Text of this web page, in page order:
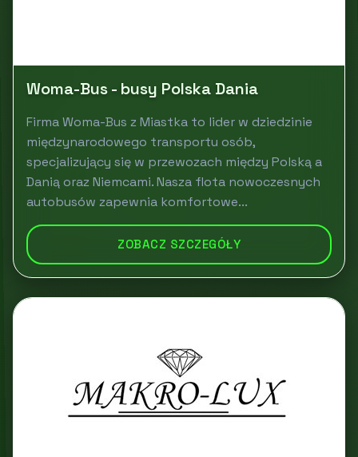
Woma-Bus - busy Polska Dania
Firma Woma-Bus z Miastka to lider w dziedzinie
międzynarodowego transportu osób,
specjalizujący się w przewozach między Polską a
Danią oraz Niemcami. Nasza flota nowoczesnych
autobusów zapewnia komfortowe...
ZOBACZ SZCZEGÓŁY